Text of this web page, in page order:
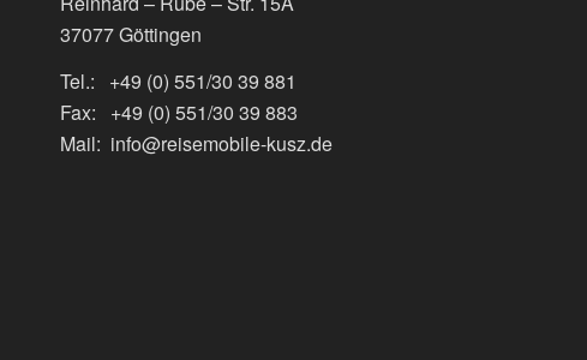
37077 Göttingen
Tel.: +49 (0) 551/30 39 881
Fax: +49 (0) 551/30 39 883
Mail: info@reisemobile-kusz.de